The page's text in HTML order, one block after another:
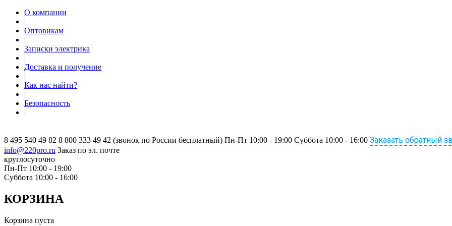
О компании
|
Оптовикам
|
Записки электрика
|
Доставка и получение
|
Как нас найти?
|
Безопасность
|
8 495 540 49 82 8 800 333 49 42 (звонок по России бесплатный) Пн-Пт 10:00 - 19:00 Суббота 10:00 - 16:00 Заказать обратный
info@220pro.ru Заказ по эл. почте
круглосуточно
Пн-Пт 10:00 - 19:00
Суббота 10:00 - 16:00
КОРЗИНА
Корзина пуста